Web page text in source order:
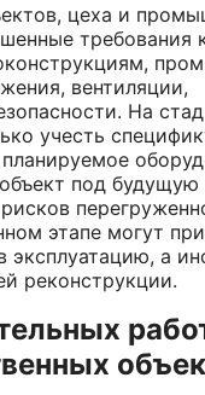
цеха и
требования
вентиляции,
На
учесть
под будущую
этапе могут
эксплуатацию, а
реконструкции.